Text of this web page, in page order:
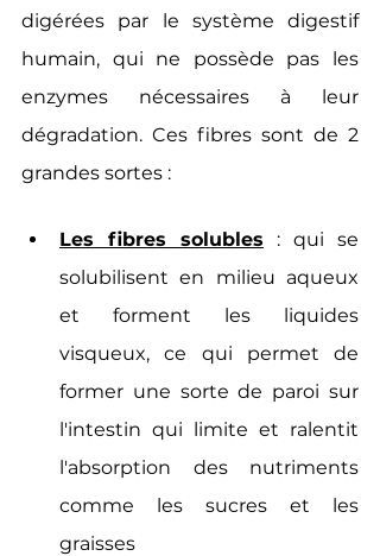
digérées par le système digestif
humain, qui ne possède pas les
enzymes nécessaires à leur
dégradation. Ces fibres sont de 2
grandes sortes :
Les fibres solubles : qui se
solubilisent en milieu aqueux
et forment les liquides
visqueux, ce qui permet de
former une sorte de paroi sur
l'intestin qui limite et ralentit
l'absorption des nutriments
comme les sucres et les
graisses